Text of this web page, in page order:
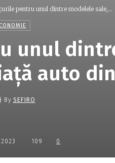
pentru unul dintre modelele sale,...
unul
auto
By SEFIRO
109 0